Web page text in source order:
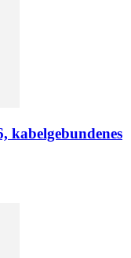
kabelgebundenes